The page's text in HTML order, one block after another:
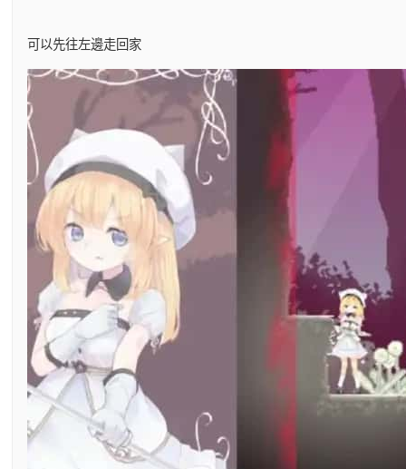
可以先往左邊走回家